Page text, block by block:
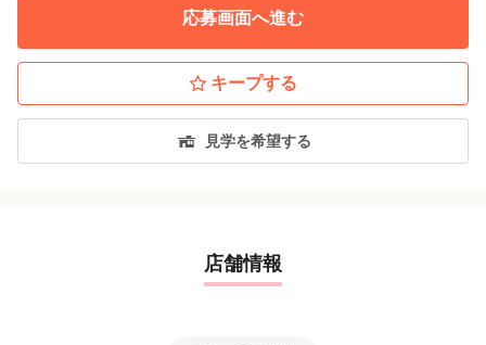
※採用方法が変更となる場合もございますので、ご了承くださ
い。
応募画面へ進む
キープする
見学を希望する
店舗情報